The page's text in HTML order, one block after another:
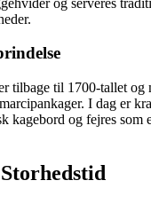
tilbage til 1700-tallet og
I dag er
kagebord og fejres som